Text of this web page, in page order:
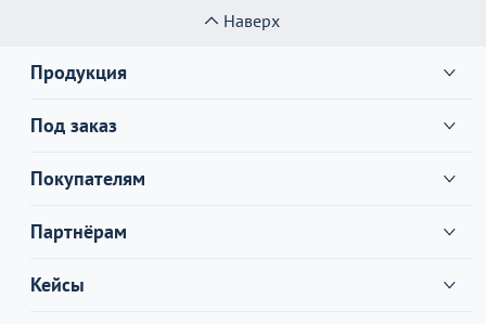
Наверх
Продукция
Под заказ
Покупателям
Партнёрам
Кейсы